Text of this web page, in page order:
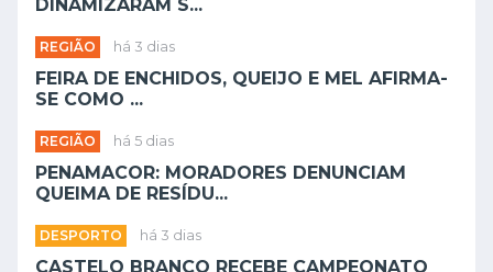
DINAMIZARAM S...
REGIÃO há 3 dias
FEIRA DE ENCHIDOS, QUEIJO E MEL AFIRMA-
SE COMO ...
REGIÃO há 5 dias
PENAMACOR: MORADORES DENUNCIAM
QUEIMA DE RESÍDU...
DESPORTO há 3 dias
CASTELO BRANCO RECEBE CAMPEONATO